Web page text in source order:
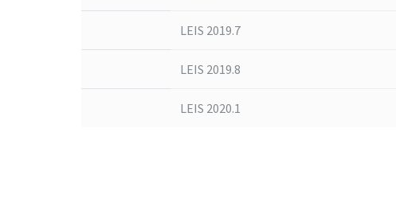
LEIS 2019.7
LEIS 2019.8
LEIS 2020.1